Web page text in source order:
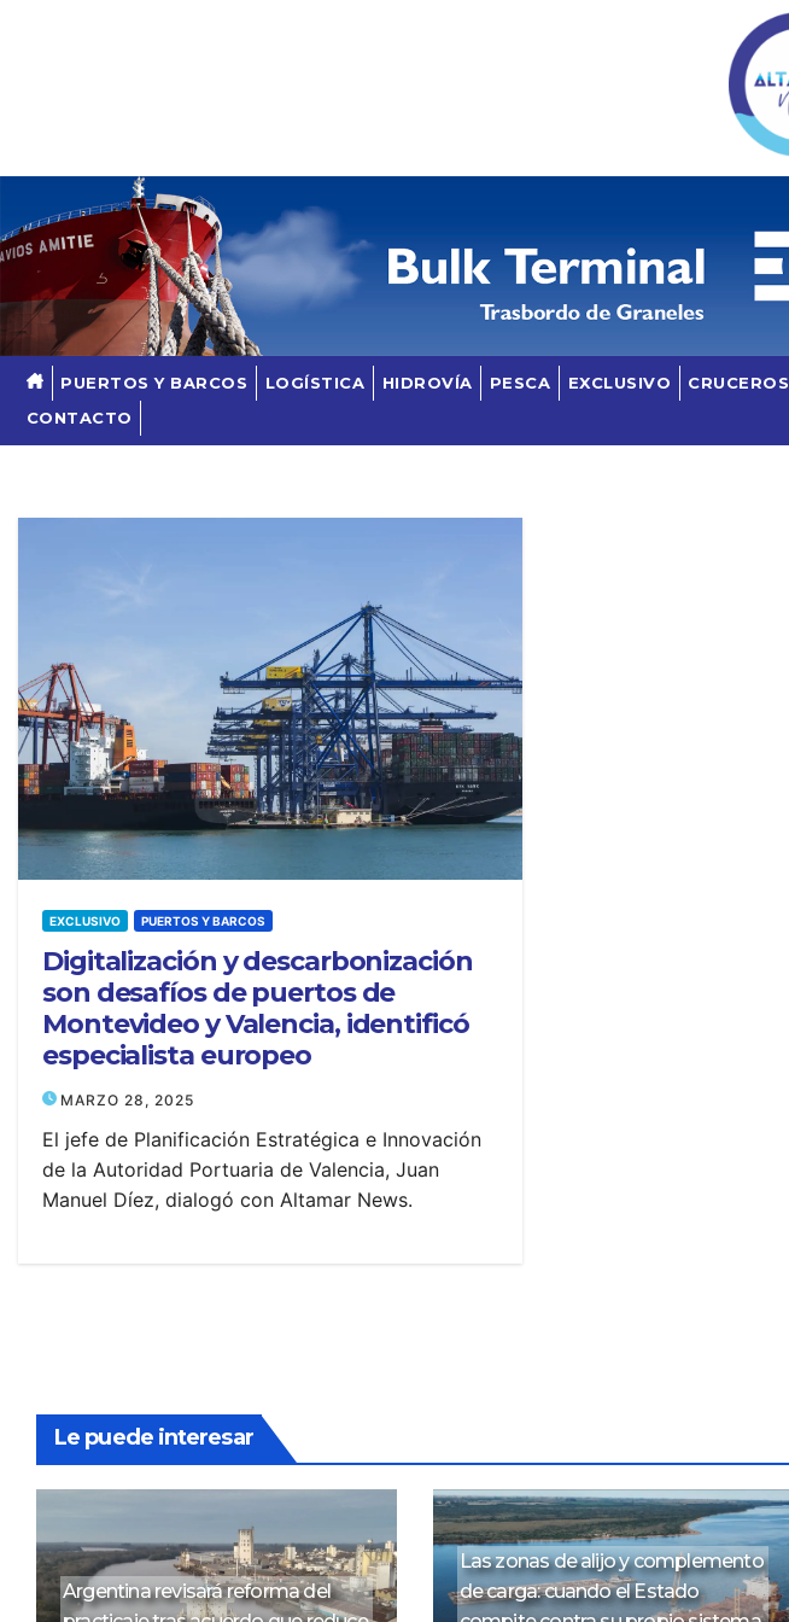
PUERTOS Y BARCOS LOGÍSTICA HIDROVÍA PESCA EXCLUSIVO CRUCEROS
CONTACTO
EXCLUSIVO PUERTOS Y BARCOS
Digitalización y descarbonización
son desafíos de puertos de
Montevideo y Valencia, identificó
especialista europeo
MARZO 28, 2025
El jefe de Planificación Estratégica e Innovación
de la Autoridad Portuaria de Valencia, Juan
Manuel Díez, dialogó con Altamar News.
Le puede interesar
Argentina revisará reforma del
Las zonas de alijo y complemento
de carga: cuando el Estado